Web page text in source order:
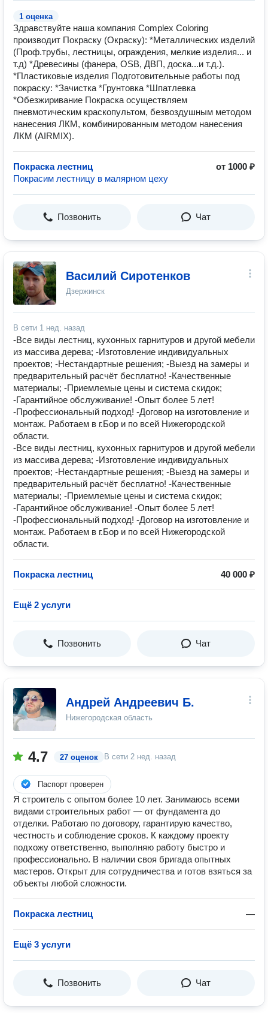
1 оценка
Здравствуйте наша компания Complex Coloring
производит Покраску (Окраску): *Металлических изделий
(Проф.трубы, лестницы, ограждения, мелкие изделия... и
т.д) *Древесины (фанера, OSB, ДВП, доска...и т.д.).
*Пластиковые изделия Подготовительные работы под
покраску: *Зачистка *Грунтовка *Шпатлевка
*Обезжиривание Покраска осуществляем
пневмотическим краскопультом, безвоздушным методом
нанесения ЛКМ, комбинированным методом нанесения
ЛКМ (AIRMIX).
Покраска лестниц
от 1000 ₽
Покрасим лестницу в малярном цеху
Позвонить Чат
Василий Сиротенков
Дзержинск
В сети 1 нед. назад
-Все виды лестниц, кухонных гарнитуров и другой мебели
из массива дерева; -Изготовление индивидуальных
проектов; -Нестандартные решения; -Выезд на замеры и
предварительный расчёт бесплатно! -Качественные
материалы; -Приемлемые цены и система скидок;
-Гарантийное обслуживание! -Опыт более 5 лет!
-Профессиональный подход! -Договор на изготовление и
монтаж. Работаем в г.Бор и по всей Нижегородской
области.
-Все виды лестниц, кухонных гарнитуров и другой мебели
из массива дерева; -Изготовление индивидуальных
проектов; -Нестандартные решения; -Выезд на замеры и
предварительный расчёт бесплатно! -Качественные
материалы; -Приемлемые цены и система скидок;
-Гарантийное обслуживание! -Опыт более 5 лет!
-Профессиональный подход! -Договор на изготовление и
монтаж. Работаем в г.Бор и по всей Нижегородской
области.
Покраска лестниц 40 000 ₽
Ещё 2 услуги
Позвонить Чат
Андрей Андреевич Б.
Нижегородская область
4.7 27 оценок В сети 2 нед. назад
Паспорт проверен
Я строитель с опытом более 10 лет. Занимаюсь всеми
видами строительных работ — от фундамента до
отделки. Работаю по договору, гарантирую качество,
честность и соблюдение сроков. К каждому проекту
подхожу ответственно, выполняю работу быстро и
профессионально. В наличии своя бригада опытных
мастеров. Открыт для сотрудничества и готов взяться за
объекты любой сложности.
Покраска лестниц —
Ещё 3 услуги
Позвонить Чат